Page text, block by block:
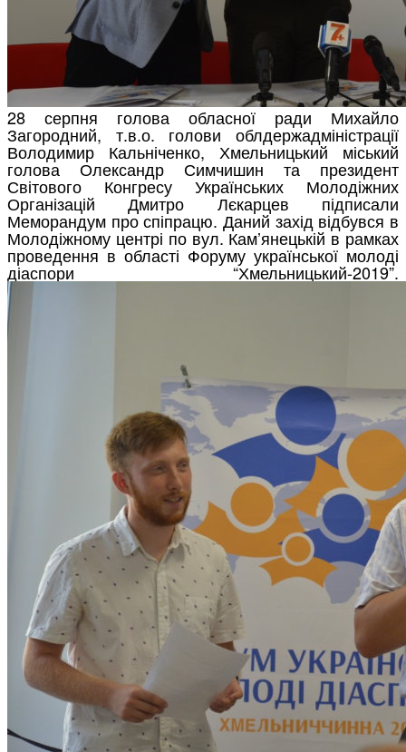
28 серпня голова обласної ради Михайло
Загородний, т.в.о. голови облдержадміністрації
Володимир Кальніченко, Хмельницький міський
голова Олександр Симчишин та президент
Світового Конгресу Українських Молодіжних
Організацій Дмитро Лєкарцев підписали
Меморандум про спіпрацю. Даний захід відбувся в
Молодіжному центрі по вул. Кам’янецькій в рамках
проведення в області Форуму української молоді
діаспори “Хмельницький-2019”.